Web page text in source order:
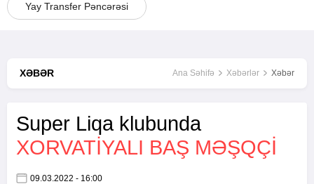
Yay Transfer Pəncərəsi
XƏBƏR Ana Səhifə Xəbərlər Xəbər
Super Liqa klubunda
XORVATIYALI BAŞ MƏŞQÇI
09.03.2022 - 16:00